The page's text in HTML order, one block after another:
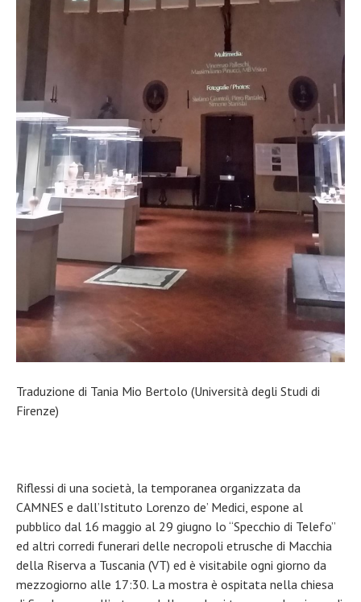
Traduzione di Tania Mio Bertolo (Università degli Studi di
Firenze)
Riflessi di una società, la temporanea organizzata da
CAMNES e dall’Istituto Lorenzo de’ Medici, espone al
pubblico dal 16 maggio al 29 giugno lo “Specchio di Telefo”
ed altri corredi funerari delle necropoli etrusche di Macchia
della Riserva a Tuscania (VT) ed è visitabile ogni giorno da
mezzogiorno alle 17:30. La mostra è ospitata nella chiesa